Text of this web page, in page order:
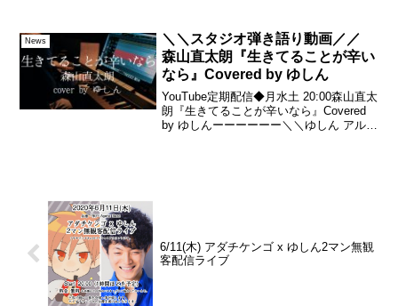
News
＼＼スタジオ弾き語り動画／／
森山直太朗『生きてることが辛い
なら』Covered by ゆしん
YouTube定期配信◆月水土 20:00森山直太
朗『生きてることが辛いなら』Covered
by ゆしんーーーーーー＼＼ゆしん アルバ
6/11(木) アダチケンゴ x ゆしん‬‪2マン無観
客配信ライブ